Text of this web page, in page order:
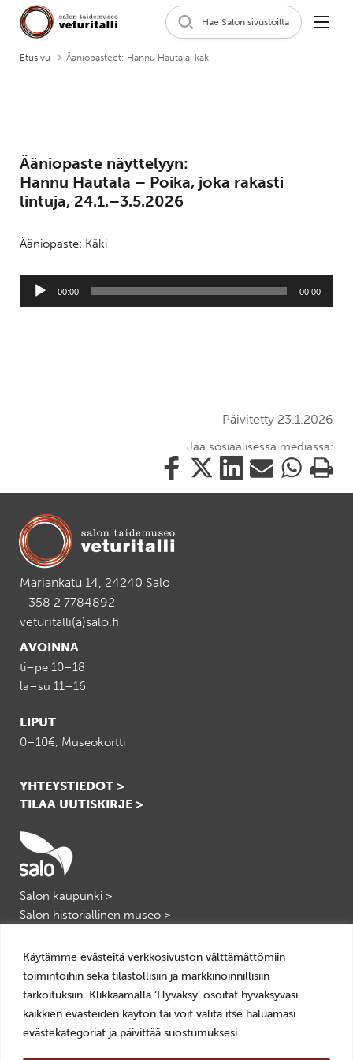
Käytämme evästeitä verkkosivuston välttämättömiin
toimintoihin sekä tilastollisiin ja markkinoinnillisiin
tarkoituksiin. Klikkaamalla ‘Hyväksy’ osoitat hyväksyväsi
kaikkien evästeiden käytön tai voit valita itse haluamasi
evästekategoriat ja päivittää suostumuksesi.
Hae Salon sivustoilta
Etusivu Ääniopasteet: Hannu Hautala, käki
Ääniopaste näyttelyyn:
Hannu Hautala – Poika, joka rakasti
lintuja, 24.1.–3.5.2026
Ääniopaste: Käki
Äänitoistin
00:00 00:00
Päivitetty 23.1.2026
Jaa sosiaalisessa mediassa:
Jaa
tämä
Jaa
Jaa
tämä
Jaa
Jaa
Tulosta
Mariankatu 14, 24240 Salo
+358 2 7784892
veturitalli(a)salo.fi
AVOINNA
ti–pe 10–18
la–su 11–16
LIPUT
0–10€, Museokortti
YHTEYSTIEDOT >
TILAA UUTISKIRJE >
Salon kaupunki >
Salon historiallinen museo >
VisitSalo >